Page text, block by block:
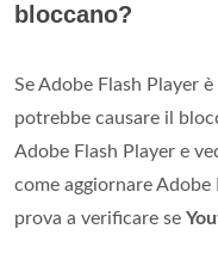
bloccano?
Se Adobe Flash Player
potrebbe causare il
Adobe Flash Player e
come aggiornare
prova a verificare se